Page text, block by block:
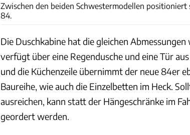
Zwischen den beiden Schwestermodellen
84.
Die Duschkabine hat die gleichen Abmessungen
verfügt über eine Regendusche und eine Tür
und die Küchenzeile übernimmt der neue 84er
Baureihe, wie auch die Einzelbetten im Heck.
ausreichen, kann statt der Hängeschränke im
geordert werden.